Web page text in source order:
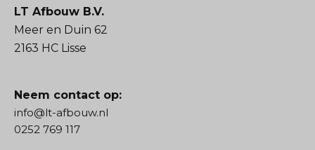
LT Afbouw B.V.
Meer en Duin 62
2163 HC Lisse
Neem contact op:
info@lt-afbouw.nl
0252 769 117